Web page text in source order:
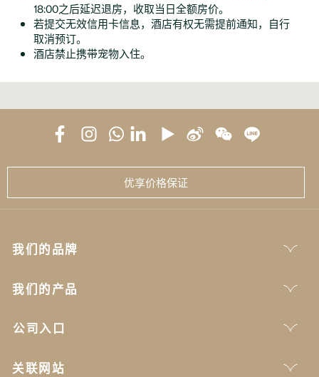
18:00之后延迟退房，收取当日全额房价。
若提交无效信用卡信息，酒店有权无需提前通知，自行
取消预订。
酒店禁止携带宠物入住。
优享价格保证
我们的品牌
我们的产品
公司入口
关联网站